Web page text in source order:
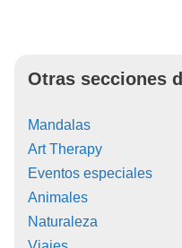
Otras secciones
Mandalas
Art Therapy
Eventos especiales
Animales
Naturaleza